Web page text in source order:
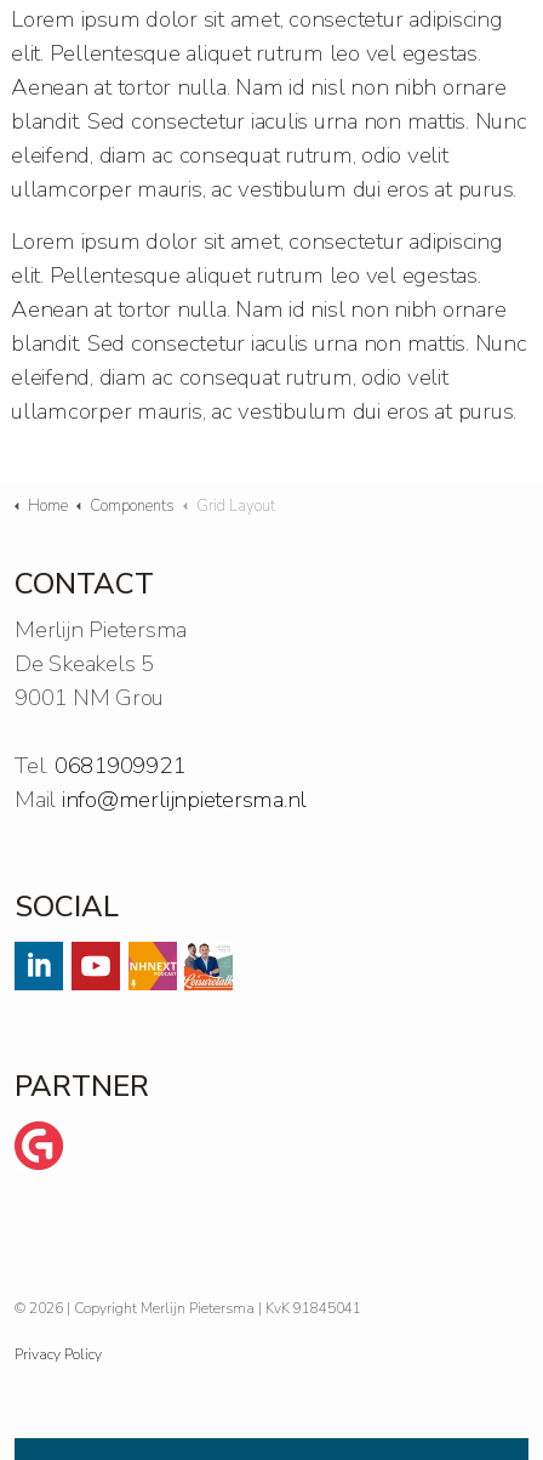
Lorem ipsum dolor sit amet, consectetur adipiscing
elit. Pellentesque aliquet rutrum leo vel egestas.
Aenean at tortor nulla. Nam id nisl non nibh ornare
blandit. Sed consectetur iaculis urna non mattis. Nunc
eleifend, diam ac consequat rutrum, odio velit
ullamcorper mauris, ac vestibulum dui eros at purus.
Lorem ipsum dolor sit amet, consectetur adipiscing
elit. Pellentesque aliquet rutrum leo vel egestas.
Aenean at tortor nulla. Nam id nisl non nibh ornare
blandit. Sed consectetur iaculis urna non mattis. Nunc
eleifend, diam ac consequat rutrum, odio velit
ullamcorper mauris, ac vestibulum dui eros at purus.
Home Components Grid Layout
CONTACT
Merlijn Pietersma
De Skeakels 5
9001 NM Grou
Tel. 0681909921
Mail info@merlijnpietersma.nl
SOCIAL
PARTNER
© 2026 | Copyright Merlijn Pietersma | KvK 91845041
Privacy Policy